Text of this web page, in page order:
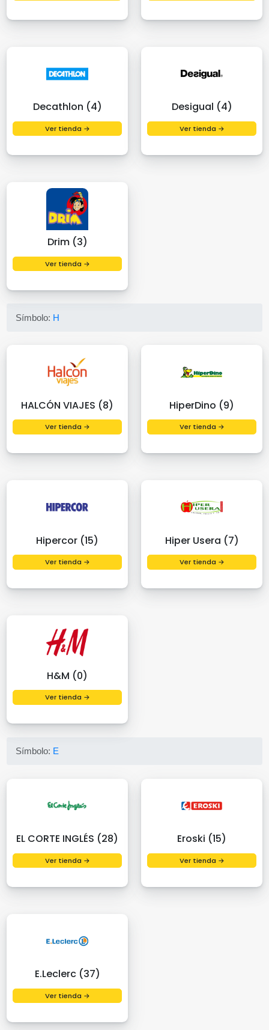
Decathlon (4)
Ver tienda →
Desigual (4)
Ver tienda →
Drim (3)
Ver tienda →
Símbolo: H
HALCÓN VIAJES (8)
Ver tienda →
HiperDino (9)
Ver tienda →
Hipercor (15)
Ver tienda →
Hiper Usera (7)
Ver tienda →
H&M (0)
Ver tienda →
Símbolo: E
EL CORTE INGLÉS (28)
Ver tienda →
Eroski (15)
Ver tienda →
E.Leclerc (37)
Ver tienda →